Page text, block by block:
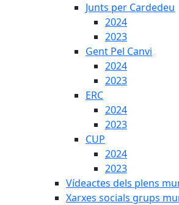
Junts per Cardedeu
2024
2023
Gent Pel Canvi
2024
2023
ERC
2024
2023
CUP
2024
2023
Vídeactes dels plens
Xarxes socials grups